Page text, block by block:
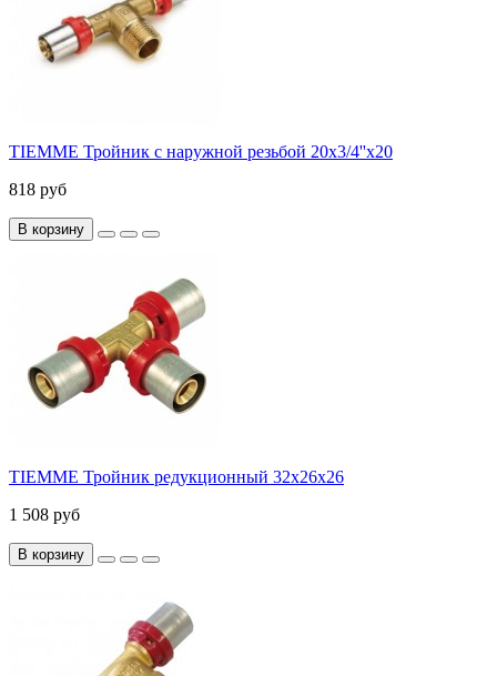
TIEMME Тройник с наружной резьбой 20x3/4''x20
818 руб
В корзину
TIEMME Тройник редукционный 32x26x26
1 508 руб
В корзину